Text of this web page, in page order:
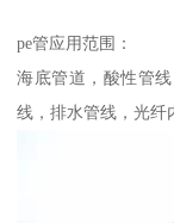
pe管应用范围：
海底管道，酸性管
线，排水管线，光纤